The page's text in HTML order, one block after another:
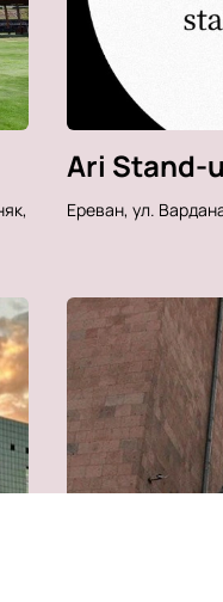
Ari Stand-
Ереван, ул.